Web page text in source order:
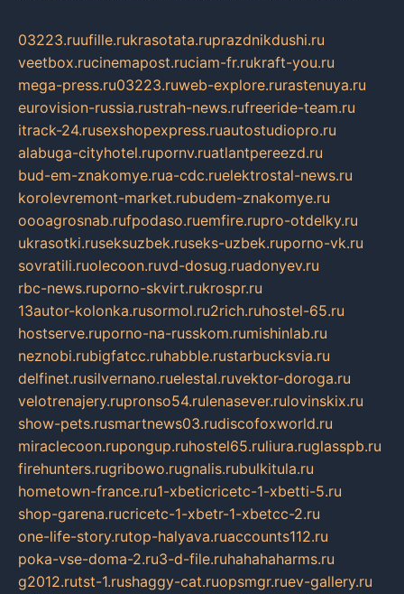
03223.ruufille.rukrasotata.ruprazdnikdushi.ru
veetbox.rucinemapost.ruciam-fr.rukraft-you.ru
mega-press.ru03223.ruweb-explore.rurastenuya.ru
eurovision-russia.rustrah-news.rufreeride-team.ru
itrack-24.rusexshopexpress.ruautostudiopro.ru
alabuga-cityhotel.rupornv.ruatlantpereezd.ru
bud-em-znakomye.rua-cdc.ruelektrostal-news.ru
korolevremont-market.rubudem-znakomye.ru
oooagrosnab.rufpodaso.ruemfire.rupro-otdelky.ru
ukrasotki.ruseksuzbek.ruseks-uzbek.ruporno-vk.ru
sovratili.ruolecoon.ruvd-dosug.ruadonyev.ru
rbc-news.ruporno-skvirt.rukrospr.ru
13autor-kolonka.rusormol.ru2rich.ruhostel-65.ru
hostserve.ruporno-na-russkom.rumishinlab.ru
neznobi.rubigfatcc.ruhabble.rustarbucksvia.ru
delfinet.rusilvernano.ruelestal.ruvektor-doroga.ru
velotrenajery.rupronso54.rulenasever.rulovinskix.ru
show-pets.rusmartnews03.rudiscofoxworld.ru
miraclecoon.rupongup.ruhostel65.ruliura.ruglasspb.ru
firehunters.rugribowo.rugnalis.rubulkitula.ru
hometown-france.ru1-xbeticricetc-1-xbetti-5.ru
shop-garena.rucricetc-1-xbetr-1-xbetcc-2.ru
one-life-story.rutop-halyava.ruaccounts112.ru
poka-vse-doma-2.ru3-d-file.ruhahahaharms.ru
g2012.rutst-1.rushaggy-cat.ruopsmgr.ruev-gallery.ru